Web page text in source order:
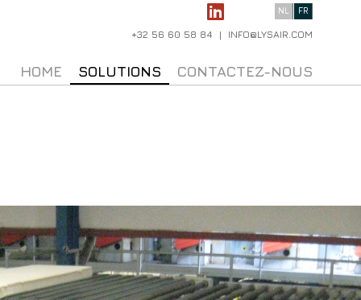
+32 56 60 58 84 | INFO@LYSAIR.COM
NL FR
HOME SOLUTIONS CONTACTEZ-NOUS